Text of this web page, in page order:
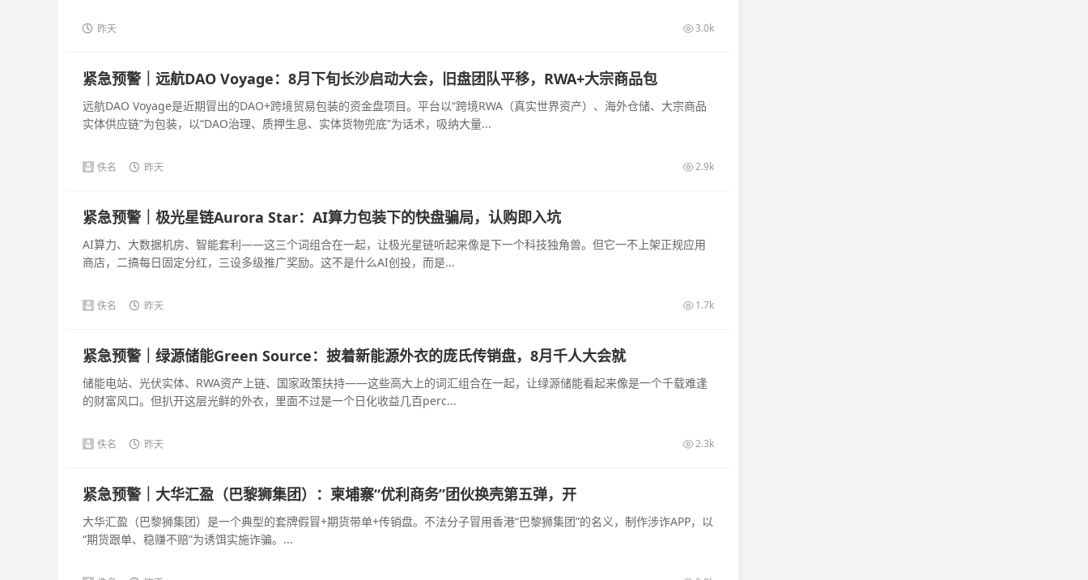
昨天 3.0k
紧急预警｜远航DAO Voyage：8月下旬长沙启动大会，旧盘团队平移，RWA+大宗商品包
远航DAO Voyage是近期冒出的DAO+跨境贸易包装的资金盘项目。平台以“跨境RWA（真实世界资产）、海外仓储、大宗商品
实体供应链”为包装，以“DAO治理、质押生息、实体货物兜底”为话术，吸纳大量...
佚名 昨天 2.9k
紧急预警｜极光星链Aurora Star：AI算力包装下的快盘骗局，认购即入坑
AI算力、大数据机房、智能套利——这三个词组合在一起，让极光星链听起来像是下一个科技独角兽。但它一不上架正规应用
商店，二搞每日固定分红，三设多级推广奖励。这不是什么AI创投，而是...
佚名 昨天 1.7k
紧急预警｜绿源储能Green Source：披着新能源外衣的庞氏传销盘，8月千人大会就
储能电站、光伏实体、RWA资产上链、国家政策扶持——这些高大上的词汇组合在一起，让绿源储能看起来像是一个千载难逢
的财富风口。但扒开这层光鲜的外衣，里面不过是一个日化收益几百perc...
佚名 昨天 2.3k
紧急预警｜大华汇盈（巴黎狮集团）：柬埔寨“优利商务”团伙换壳第五弹，开
大华汇盈（巴黎狮集团）是一个典型的套牌假冒+期货带单+传销盘。不法分子冒用香港“巴黎狮集团”的名义，制作涉诈APP，以
“期货跟单、稳赚不赔”为诱饵实施诈骗。...